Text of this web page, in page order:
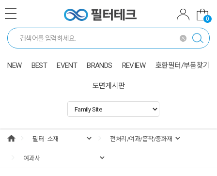
0
NEW BEST EVENT BRANDS REVIEW 호환필터/부품찾기
도면게시판